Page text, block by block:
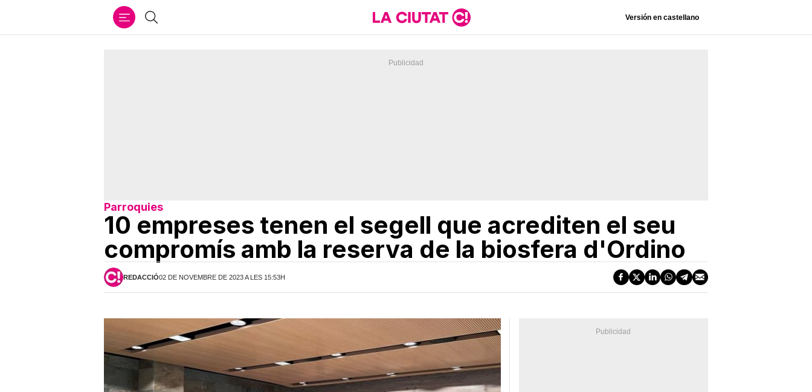
Cercar Versión en castellano
Parroquies
10 empreses tenen el segell que acrediten el seu
compromís amb la reserva de la biosfera d'Ordino
REDACCIÓ02 DE NOVEMBRE DE 2023 A LES 15:53H